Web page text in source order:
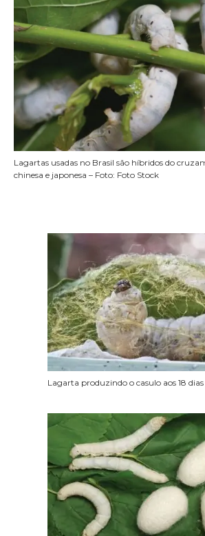
Lagartas usadas no Brasil são híbridos do
chinesa e japonesa – Foto: Foto Stock
Lagarta produzindo o casulo aos 18 dias